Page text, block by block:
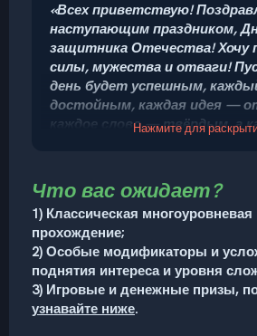
«Всех приветствую!
наступающим праздником,
защитника Отечества! Хочу
силы, мужества и отваги!
день будет успешным,
достойным, каждая идея —
каждое слово — твёрдым, а
В честь такого события
праздничный ивент с призами!
©MrNekzzy
Нажмите для
Что вас ожидает?
1) Классическая многоуровневая
прохождение;
2) Особые модификаторы и
поднятия интереса и уровня
3) Игровые и денежные призы,
узнавайте ниже.